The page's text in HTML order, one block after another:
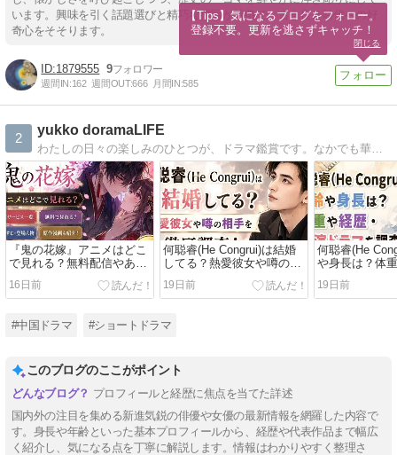
います。興味を引く話題選びと精巧な描写が特徴で、古き良き時代への好
奇心をそそります。
1879555 9
週間IN:162 週間OUT:666 月間IN:585
2
yukko doramaLIFE
わたしの日々の楽しみのひとつが、ドラマ鑑賞です。なかでも華流ドラマの世界観に惹かれて、気づけば何作も観てきました。人間関係の濃密さ、セリフの奥深さ、そして圧倒的な映像美――
『鬼の花嫁』アニメはどこ
で見れる？無料配信やあら
すじ・原作漫画も紹介！
16日前
何聪睿(He Congrui)は結婚
してる？熱愛彼女や噂の相
手を徹底調査！
19日前
何聪睿(He
や身長は？体
演ドラマを調
19日前
#中国ドラマ #ショートドラマ
このブログのここがポイント
プロフィールと経歴に焦点を当てた詳述
国内外の注目を集める新進気鋭の俳優や女優の最新情報を網羅した内容で
す。身長や年齢といった基本プロフィールから、経歴や代表作品まで幅広
く紹介し、気になる点を丁寧に解説します。情報はわかりやすく整理さ
【Tips】気になるブログをフォロー。
登録不要。更新を逃さずキャッチ！
閉じる